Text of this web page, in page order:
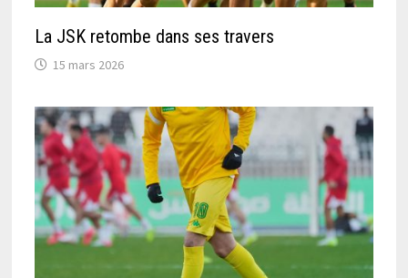
La JSK retombe dans ses travers
15 mars 2026